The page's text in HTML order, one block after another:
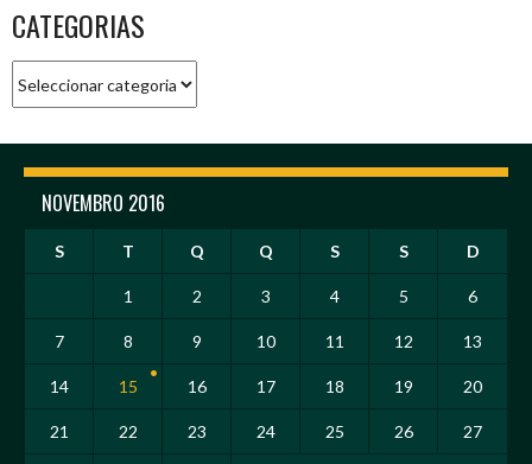
CATEGORIAS
NOVEMBRO 2016
S T Q Q S S D
1 2 3 4 5 6
7 8 9 10 11 12 13
14 15 16 17 18 19 20
21 22 23 24 25 26 27